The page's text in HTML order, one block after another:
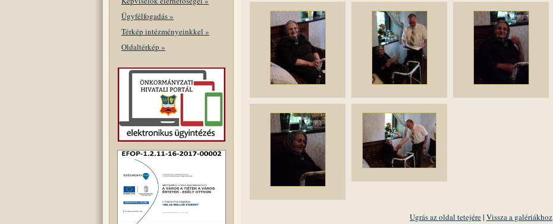
Ügyfélfogadás »
Térkép intézményeinkkel »
Oldaltérkép »
Ugrás az oldal tetejére| Vissza a galériákhoz